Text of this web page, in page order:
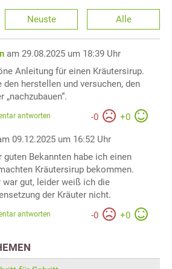
Neuste Alle
am 29.08.2025 um 18:39 Uhr
Anleitung für einen Kräutersirup.
den herstellen und versuchen, den
„nachzubauen“.
-0 +0
antworten
09.12.2025 um 16:52 Uhr
guten Bekannten habe ich einen
Kräutersirup bekommen.
war gut, leider weiß ich die
der Kräuter nicht.
-0 +0
antworten